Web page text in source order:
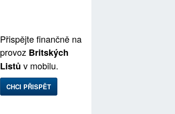
Přispějte finančně na
provoz Britských
Listů v mobilu.
CHCI PŘISPĚT